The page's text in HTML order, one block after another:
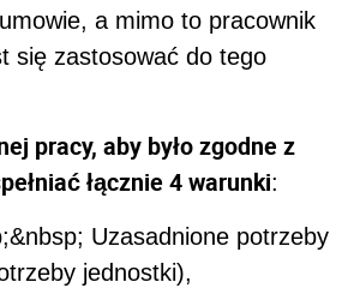
a mimo to pracownik
się zastosować do tego
pracy, aby było zgodne z
łącznie 4 warunki:
Uzasadnione potrzeby
jednostki),